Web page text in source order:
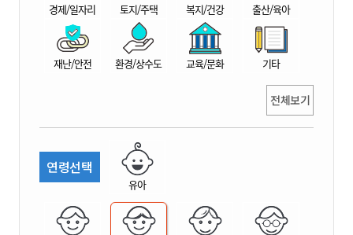
산
경제/일자리 토지/주택 복지/건강 출산/육아
재난/안전 환경/상수도 교육/문화 기타
전체보기
연령선택
유아